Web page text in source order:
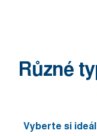
Různé
Vyberte si